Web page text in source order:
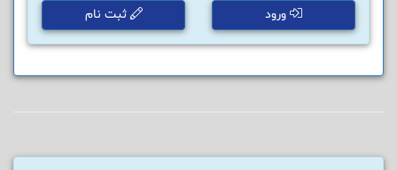
ورود
ثبت نام